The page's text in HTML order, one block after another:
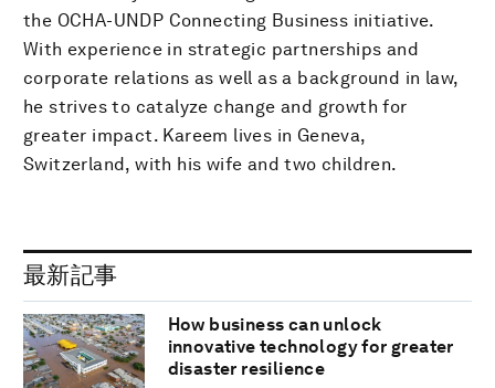
the OCHA-UNDP Connecting Business initiative.
With experience in strategic partnerships and
corporate relations as well as a background in law,
he strives to catalyze change and growth for
greater impact. Kareem lives in Geneva,
Switzerland, with his wife and two children.
最新記事
How business can unlock
innovative technology for greater
disaster resilience